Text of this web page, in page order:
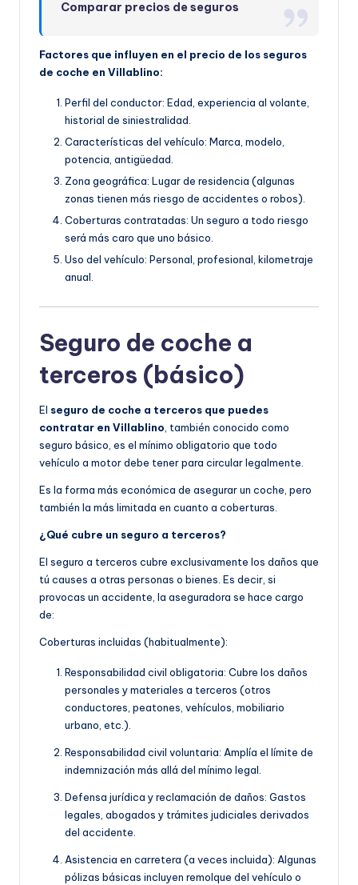
Comparar precios de seguros
Factores que influyen en el precio de los seguros
de coche en Villablino:
Perfil del conductor: Edad, experiencia al volante,
historial de siniestralidad.
Características del vehículo: Marca, modelo,
potencia, antigüedad.
Zona geográfica: Lugar de residencia (algunas
zonas tienen más riesgo de accidentes o robos).
Coberturas contratadas: Un seguro a todo riesgo
será más caro que uno básico.
Uso del vehículo: Personal, profesional, kilometraje
anual.
Seguro de coche a
terceros (básico)
El seguro de coche a terceros que puedes
contratar en Villablino, también conocido como
seguro básico, es el mínimo obligatorio que todo
vehículo a motor debe tener para circular legalmente.
Es la forma más económica de asegurar un coche, pero
también la más limitada en cuanto a coberturas.
¿Qué cubre un seguro a terceros?
El seguro a terceros cubre exclusivamente los daños que
tú causes a otras personas o bienes. Es decir, si
provocas un accidente, la aseguradora se hace cargo
de:
Coberturas incluidas (habitualmente):
Responsabilidad civil obligatoria: Cubre los daños
personales y materiales a terceros (otros
conductores, peatones, vehículos, mobiliario
urbano, etc.).
Responsabilidad civil voluntaria: Amplía el límite de
indemnización más allá del mínimo legal.
Defensa jurídica y reclamación de daños: Gastos
legales, abogados y trámites judiciales derivados
del accidente.
Asistencia en carretera (a veces incluida): Algunas
pólizas básicas incluyen remolque del vehículo o